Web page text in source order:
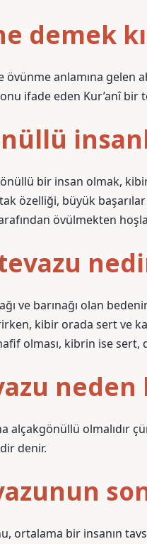
demek
anlamına gelen
ifade eden Kur’anî bir
bir insan olmak,
özelliği, büyük
övülmekten
ve barınağı olan
kibir orada sert ve
olması, kibrin ise sert,
alçakgönüllü olmalıdır
denir.
ortalama bir insanın